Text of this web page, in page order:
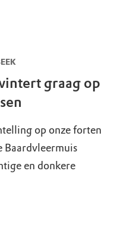
graag op
op onze forten
Baardvleermuis
en donkere